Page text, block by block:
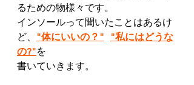
るための物様々です。
インソールって聞いたことはあるけ
ど、
"体にいいの？"
"私にはどうな
の?"を
書いていきます。